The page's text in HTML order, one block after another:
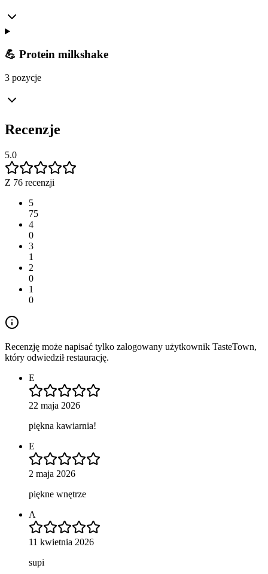
💪 Protein milkshake
3 pozycje
Recenzje
5.0
Z 76 recenzji
5
75
4
0
3
1
2
0
1
0
Recenzję może napisać tylko zalogowany użytkownik TasteTown,
który odwiedził restaurację.
E
22 maja 2026
piękna kawiarnia!
E
2 maja 2026
piękne wnętrze
A
11 kwietnia 2026
supi